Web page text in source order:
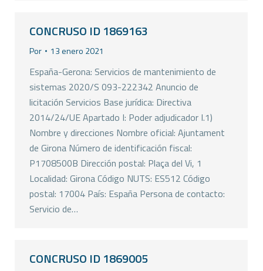
CONCRUSO ID 1869163
Por 13 enero 2021
España-Gerona: Servicios de mantenimiento de
sistemas 2020/S 093-222342 Anuncio de
licitación Servicios Base jurídica: Directiva
2014/24/UE Apartado I: Poder adjudicador I.1)
Nombre y direcciones Nombre oficial: Ajuntament
de Girona Número de identificación fiscal:
P1708500B Dirección postal: Plaça del Vi, 1
Localidad: Girona Código NUTS: ES512 Código
postal: 17004 País: España Persona de contacto:
Servicio de…
CONCRUSO ID 1869005